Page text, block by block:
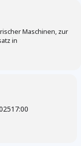
Maschinen, zur
in
17:00